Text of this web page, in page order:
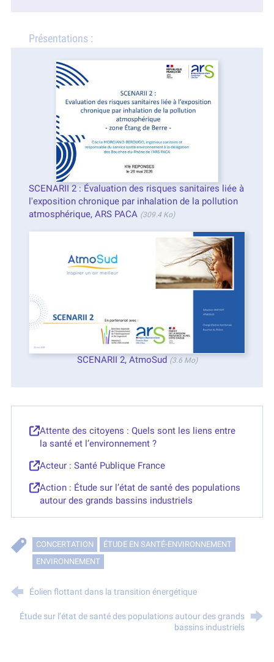
Présentations :
SCENARII 2 : Évaluation des risques sanitaires liée à
l'exposition chronique par inhalation de la pollution
atmosphérique, ARS PACA (309.4 Ko)
SCENARII 2, AtmoSud (3.6 Mo)
Attente des citoyens : Quels sont les liens entre
la santé et l’environnement ?
Acteur : Santé Publique France
Action : Étude sur l’état de santé des populations
autour des grands bassins industriels
CONCERTATION
ÉTUDE EN SANTÉ-ENVIRONNEMENT
ENVIRONNEMENT
Éolien flottant dans la transition énergétique
Étude sur l’état de santé des populations autour des grands
bassins industriels